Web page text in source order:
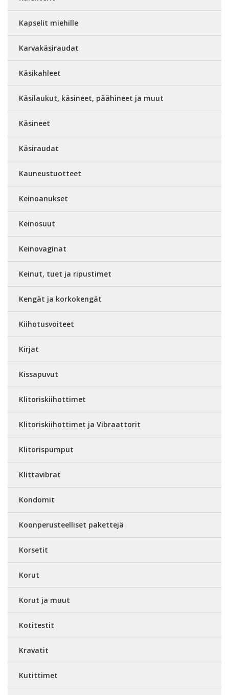
Kapselit miehille
Karvakäsiraudat
Käsikahleet
Käsilaukut, käsineet, päähineet ja muut
Käsineet
Käsiraudat
Kauneustuotteet
Keinoanukset
Keinosuut
Keinovaginat
Keinut, tuet ja ripustimet
Kengät ja korkokengät
Kiihotusvoiteet
Kirjat
Kissapuvut
Klitoriskiihottimet
Klitoriskiihottimet ja Vibraattorit
Klitorispumput
Klittavibrat
Kondomit
Koonperusteelliset pakettejä
Korsetit
Korut
Korut ja muut
Kotitestit
Kravatit
Kutittimet